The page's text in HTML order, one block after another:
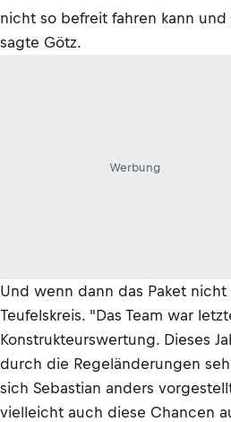
nicht so befreit fahren kann
sagte Götz.
Werbung
Und wenn dann das Paket
Teufelskreis. "Das Team war
Konstrukteurswertung. Dieses
durch die Regeländerungen
sich Sebastian anders
vielleicht auch diese Chancen